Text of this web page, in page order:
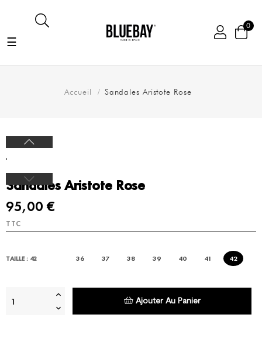
0
Basculer
navigation
☰
Accueil Sandales Aristote Rose
Sandales Aristote Rose
95,00 €
TTC
TAILLE : 42 36 37 38 39 40 41 42
Ajouter Au Panier